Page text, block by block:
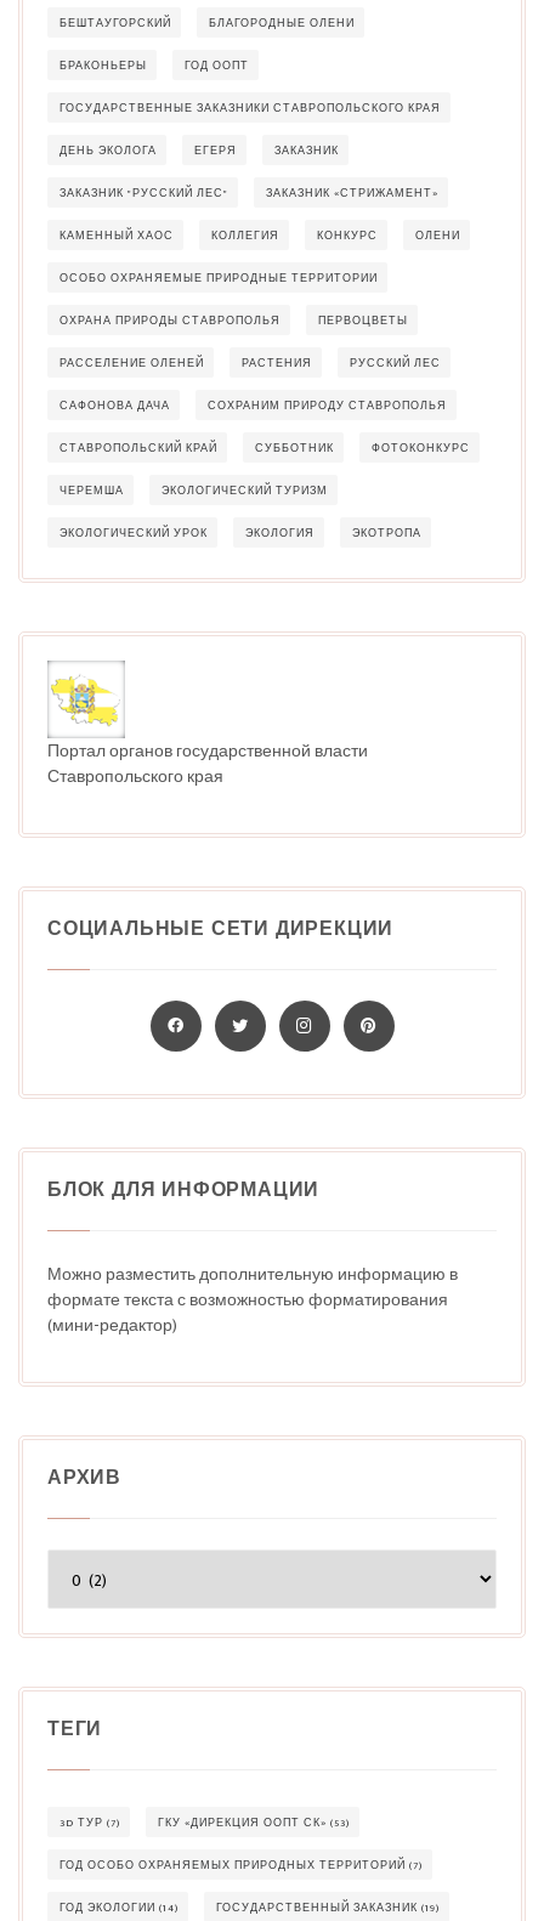
БЕШТАУГОРСКИЙ БЛАГОРОДНЫЕ ОЛЕНИ
БРАКОНЬЕРЫ ГОД ООПТ
ГОСУДАРСТВЕННЫЕ ЗАКАЗНИКИ СТАВРОПОЛЬСКОГО КРАЯ
ДЕНЬ ЭКОЛОГА ЕГЕРЯ ЗАКАЗНИК
ЗАКАЗНИК "РУССКИЙ ЛЕС" ЗАКАЗНИК «СТРИЖАМЕНТ»
КАМЕННЫЙ ХАОС КОЛЛЕГИЯ КОНКУРС ОЛЕНИ
ОСОБО ОХРАНЯЕМЫЕ ПРИРОДНЫЕ ТЕРРИТОРИИ
ОХРАНА ПРИРОДЫ СТАВРОПОЛЬЯ ПЕРВОЦВЕТЫ
РАССЕЛЕНИЕ ОЛЕНЕЙ РАСТЕНИЯ РУССКИЙ ЛЕС
САФОНОВА ДАЧА СОХРАНИМ ПРИРОДУ СТАВРОПОЛЬЯ
СТАВРОПОЛЬСКИЙ КРАЙ СУББОТНИК ФОТОКОНКУРС
ЧЕРЕМША ЭКОЛОГИЧЕСКИЙ ТУРИЗМ
ЭКОЛОГИЧЕСКИЙ УРОК ЭКОЛОГИЯ ЭКОТРОПА
Портал органов государственной власти
Ставропольского края
СОЦИАЛЬНЫЕ СЕТИ ДИРЕКЦИИ
БЛОК ДЛЯ ИНФОРМАЦИИ
Можно разместить дополнительную информацию в
формате текста с возможностью форматирования
(мини-редактор)
АРХИВ
ТЕГИ
3D ТУР (7) ГКУ «ДИРЕКЦИЯ ООПТ СК» (53)
ГОД ОСОБО ОХРАНЯЕМЫХ ПРИРОДНЫХ ТЕРРИТОРИЙ (7)
ГОД ЭКОЛОГИИ (14) ГОСУДАРСТВЕННЫЙ ЗАКАЗНИК (19)